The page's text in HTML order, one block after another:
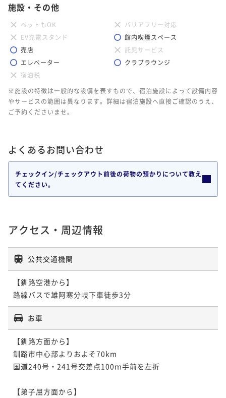
施設・その他
ペットもOK
バリアフリー対応
EV充電スタンド
館内喫煙スペース
売店
託児サービス
エレベーター
クラブラウンジ
宿泊税
※施設の特徴は一般的な設備を表すもので、宿泊施設によって設備内容
やサービスの範囲は異なります。詳細は宿泊施設へ直接ご確認のうえ、
ご予約くださいませ。
よくあるお問い合わせ
チェックイン/チェックアウト前後の荷物の預かりについて教え
てください。
アクセス・周辺情報
公共交通機関
【釧路空港から】
お車
【釧路方面から】
釧路市中心部よりおよそ70km
国道240号・241号交差点100ｍ手前を左折
【弟子屈方面から】